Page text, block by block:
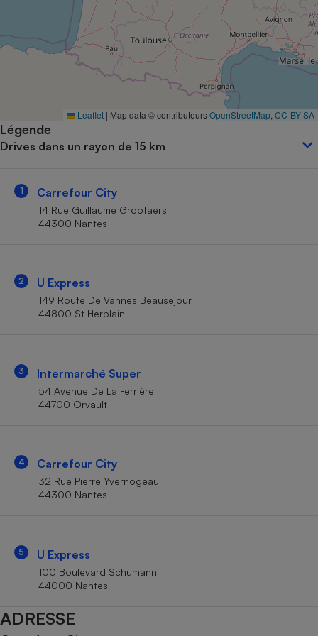
Leaflet | Map data © contributeursOpenStreetMap CC-BY-SA
Légende
Drives dans un rayon de 15 km
1 Carrefour City
14 Rue Guillaume Grootaers
44300 Nantes
2 U Express
149 Route De Vannes Beausejour
44800 St Herblain
3 Intermarché Super
54 Avenue De La Ferrière
44700 Orvault
4 Carrefour City
32 Rue Pierre Yvernogeau
44300 Nantes
5 U Express
100 Boulevard Schumann
44000 Nantes
ADRESSE
Complément
alimentaire
Assurance emprunteur
Petit électroménager -
Mutuelle